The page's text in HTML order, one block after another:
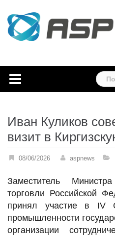
content
Иван Куликов
визит в
08/06/2026 aspnews
Заместитель
торговли Российской
принял участие в IV
промышленности
организации